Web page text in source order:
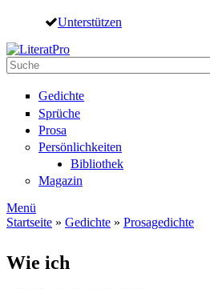
Direkt zum Inhalt
Unterstützen
Suche
Gedichte
Sprüche
Prosa
Persönlichkeiten
Bibliothek
Magazin
Menü
Startseite » Gedichte » Prosagedichte
Wie ich